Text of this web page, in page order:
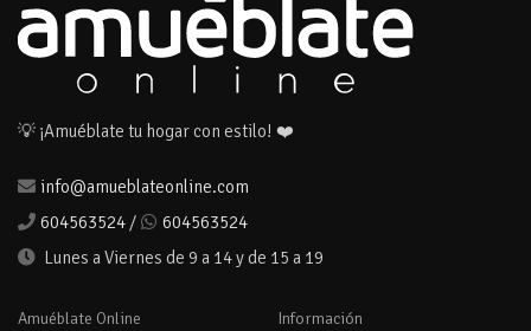
💡 ¡Amuéblate tu hogar con estilo! ❤️
info@amueblateonline.com
604563524 /
604563524
Lunes a Viernes de 9 a 14 y de 15 a 19
Amuéblate Online
Información